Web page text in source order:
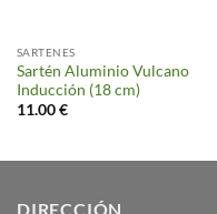
SARTENES
Sartén Aluminio Vulcano
Inducción (18 cm)
11.00€
DIRECCIÓN